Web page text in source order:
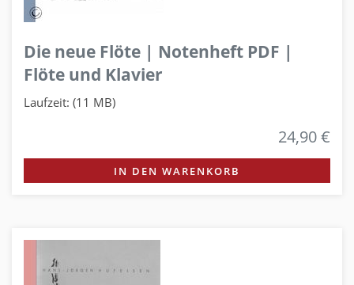
Die neue Flöte | Notenheft PDF |
Flöte und Klavier
Laufzeit: (11 MB)
24,90 €
IN DEN WARENKORB